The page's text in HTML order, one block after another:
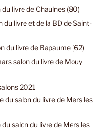
du livre de Chaulnes (80)
du livre et de la BD de Saint-
du livre de Bapaume (62)
salon du livre de Mouy
2021
du salon du livre de Mers les
du salon du livre de Mers les